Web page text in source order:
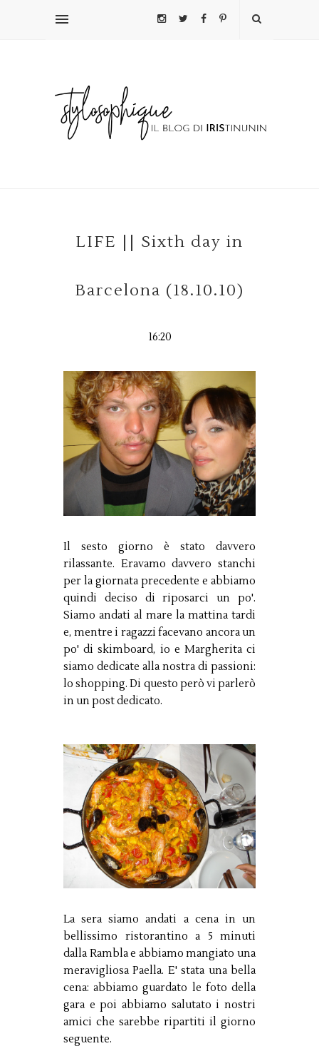
LIFE || Sixth day in
Barcelona (18.10.10)
16:20
Il sesto giorno è stato davvero
rilassante. Eravamo davvero stanchi
per la giornata precedente e abbiamo
quindi deciso di riposarci un po'.
Siamo andati al mare la mattina tardi
e, mentre i ragazzi facevano ancora un
po' di skimboard, io e Margherita ci
siamo dedicate alla nostra di passioni:
lo shopping. Di questo però vi parlerò
in un post dedicato.
La sera siamo andati a cena in un
bellissimo ristorantino a 5 minuti
dalla Rambla e abbiamo mangiato una
meravigliosa Paella. E' stata una bella
cena: abbiamo guardato le foto della
gara e poi abbiamo salutato i nostri
amici che sarebbe ripartiti il giorno
seguente.